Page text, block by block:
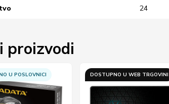
24
proizvodi
U POSLOVNICI DOSTUPNO U WEB TRGOVINI